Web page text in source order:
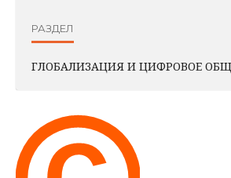
РАЗДЕЛ
ГЛОБАЛИЗАЦИЯ И ЦИФРОВОЕ